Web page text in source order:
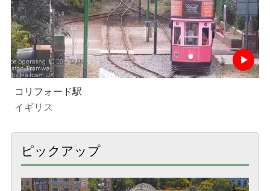
コリフォード駅
イギリス
ピックアップ